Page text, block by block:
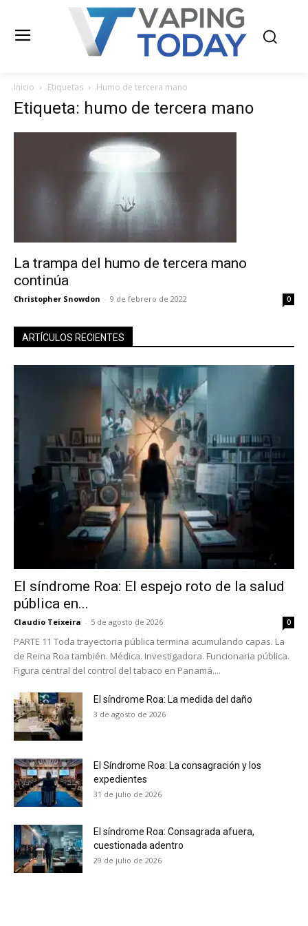
No te pierdas de las
Inicio Etiquetas Humo de tercera mano
Etiqueta: humo de tercera mano
La trampa del humo de tercera mano
continúa
Christopher Snowdon - 9 de febrero de 2022 0
ARTÍCULOS RECIENTES
El síndrome Roa: El espejo roto de la salud
pública en...
Claudio Teixeira - 5 de agosto de 2026 0
PARTE 11 Toda trayectoria pública termina acumulando capas. La
de Reina Roa también. Médica. Investigadora. Funcionaria pública.
Figura central del control del tabaco en Panamá....
El síndrome Roa: La medida del daño
3 de agosto de 2026
El Síndrome Roa: La consagración y los
expedientes
31 de julio de 2026
El síndrome Roa: Consagrada afuera,
cuestionada adentro
29 de julio de 2026